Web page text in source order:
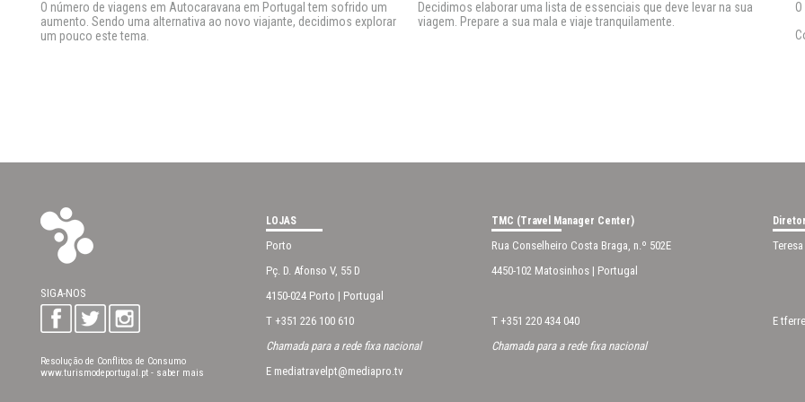
O número de viagens em Autocaravana em Portugal tem sofrido um
aumento. Sendo uma alternativa ao novo viajante, decidimos explorar
um pouco este tema.
Decidimos elaborar uma lista de essenciais que deve levar na sua
viagem. Prepare a sua mala e viaje tranquilamente.
SIGA-NOS
Resolução de Conflitos de Consumo
www.turismodeportugal.pt - saber mais
LOJAS
Porto
Pç. D. Afonso V, 55 D
4150-024 Porto | Portugal
T +351 226 100 610
Chamada para a rede fixa nacional
E mediatravelpt@mediapro.tv
TMC (Travel Manager Center)
Rua Conselheiro Costa Braga, n.º 502E
4450-102 Matosinhos | Portugal
T +351 220 434 040
Chamada para a rede fixa nacional
E